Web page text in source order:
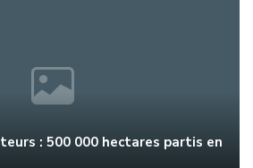
: 500 000 hectares partis en